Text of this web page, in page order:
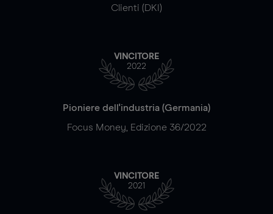
Clienti (DKI)
VINCITORE
2022
Pioniere dell'industria (Germania)
Focus Money, Edizione 36/2022
VINCITORE
2021